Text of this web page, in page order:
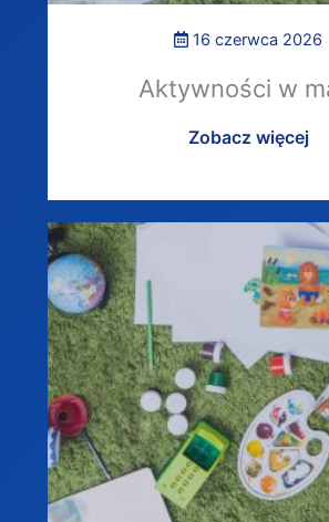
16 czerwca 2026
Aktywności w
Zobacz więcej